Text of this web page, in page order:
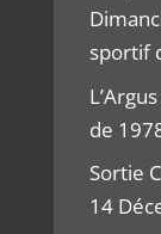
sportif
de
Sortie
14